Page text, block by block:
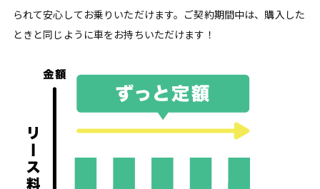
られて安心してお乗りいただけます。ご契約期間中は、購入した
ときと同じように車をお持ちいただけます！